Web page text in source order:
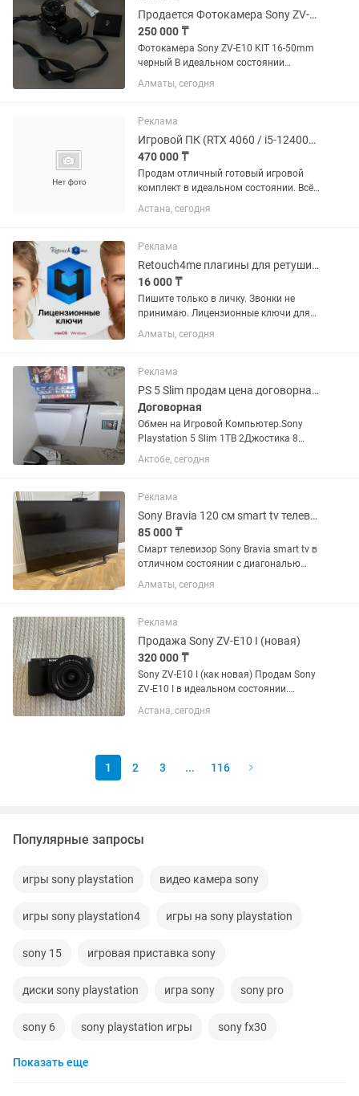
Продается Фотокамера Sony ZV-E10 KIT 16-50mm черный
250 000 ₸
Фотокамера Sony ZV-E10 KIT 16-50mm
черный В идеальном состоянии
Возможен торг
Алматы, сегодня
Реклама
Игровой ПК (RTX 4060 / i5-12400F / 4TB) 2K Монитор и Периферия
470 000 ₸
Продам отличный готовый игровой
комплект в идеальном состоянии. Всё
собиралось и настраивалось для себя,
работает абсолютно тихо, без
Справляемся с любыми
современными...
Астана, сегодня
Реклама
Retouch4me плагины для ретуши фото и видео. Mac/Win. Лицензия! Photoshop
16 000 ₸
Пишите только в личку. Звонки не
принимаю. Лицензионные ключи для
macOS и windows!!! Легендарные
плагины для ретуши в Photoshop для
!!!Супер...
Алматы, сегодня
Реклама
PS 5 Slim продам цена договорная.
Договорная
Обмен на Игровой Компьютер.Sony
Playstation 5 Slim 1TB 2Джостика 8
Игр:Юфс5,Фифа24,Мортал
комбат1,Гта5,Рдр2,Год оф вар,Зе ласт
Актобе, сегодня
Реклама
Sony Bravia 120 см smart tv телевизор
85 000 ₸
Смарт телевизор Sony Bravia smart tv в
отличном состоянии с диагональю
экрана 120 см . Встроенный цифровой
тюнер с 25 бесплатными каналами.
Алматы, сегодня
Реклама
Продажа Sony ZV-E10 I (новая)
320 000 ₸
Sony ZV-E10 I (как новая) Продам Sony
ZV-E10 I в идеальном состоянии.
назад, использовалась очень
Астана, сегодня
1 2 3 ... 116
Популярные запросы
игры sony playstation видео камера sony
игры sony playstation4 игры на sony playstation
sony 15 игровая приставка sony
диски sony playstation игра sony sony pro
sony 6 sony playstation игры sony fx30
sony zv 1
Показать еще